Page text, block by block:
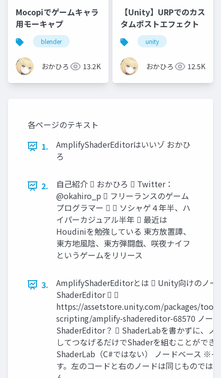
Mocopiでゲームキャラ
用モーキャプ
blender
おかひろ 13.2K
【Unity】URPでのカス
タムポストエフェクト
unity
おかひろ 12.5K
各ページのテキスト
1.
AmplifyShaderEditorはいいゾ おかひ
ろ
2.
自己紹介  おかひろ  Twitter：
@okahiro_p  フリーランスのゲーム
プログラマー   ソシャゲ４年半、ハ
イパーカジュアル半年  最近は
Houdiniを勉強している 東方放置譚、
東方地風陰、東方弾闘戯、咲夜ナイフ
というゲームをリリース
3.
AmplifyShaderEditorとは  Unity向けのノー
ShaderEditor  
https://assetstore.unity.com/packages/
scripting/amplify-shadereditor-68570 ノー
ShaderEditor？  ShaderLabを書かずに、ノ
してつなげるだけでShaderを組むことができ
ShaderLab（C#ではない） ノードベース ※
す。左のコードと右のノードは同じものでは